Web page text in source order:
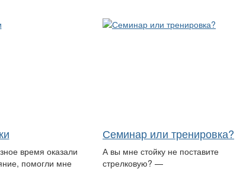
время оказали
помогли мне
Семинар или тренировка?
А вы мне стойку не поставите
стрелковую? —